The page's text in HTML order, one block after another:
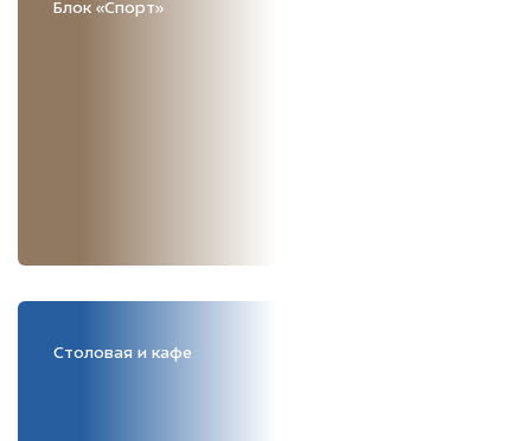
Блок «Спорт»
Столовая и кафе